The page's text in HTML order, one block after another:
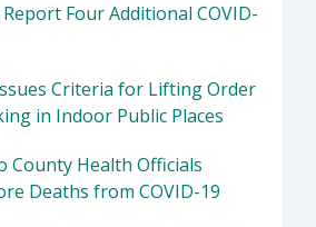
Four Additional COVID-
Criteria for Lifting Order
in Indoor Public Places
County Health Officials
Deaths from COVID-19